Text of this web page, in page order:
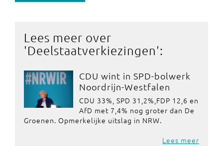
Lees meer over
'Deelstaatverkiezingen':
CDU wint in SPD-bolwerk
Noordrijn-Westfalen
CDU 33%, SPD 31,2%,FDP 12,6 en
AfD met 7,4% nog groter dan De
Groenen. Opmerkelijke uitslag in NRW.
Lees meer